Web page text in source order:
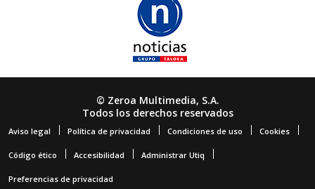
© Zeroa Multimedia, S.A.
Todos los derechos reservados
Aviso legal Política de privacidad Condiciones de uso Cookies
Código ético Accesibilidad Administrar Utiq
Preferencias de privacidad